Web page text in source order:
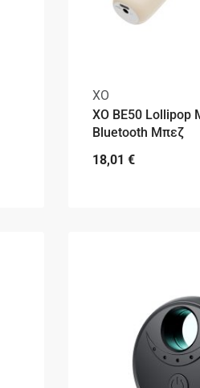
XO
XO BE50 Lollipop
Bluetooth Μπεζ
18,01 €